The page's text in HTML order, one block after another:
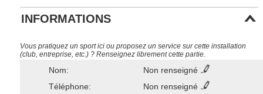
INFORMATIONS
Vous pratiquez un sport ici ou proposez un service sur cette installation
(club, entreprise, etc.) ? Renseignez librement cette partie.
Nom:
Non renseigné
Téléphone:
Non renseigné